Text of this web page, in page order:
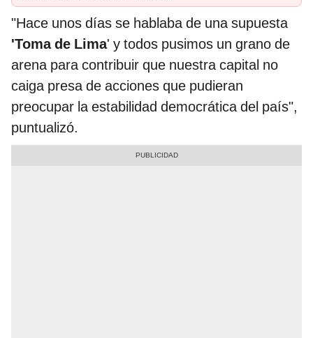
"Hace unos días se hablaba de una supuesta
'Toma de Lima' y todos pusimos un grano de
arena para contribuir que nuestra capital no
caiga presa de acciones que pudieran
preocupar la estabilidad democrática del país",
puntualizó.